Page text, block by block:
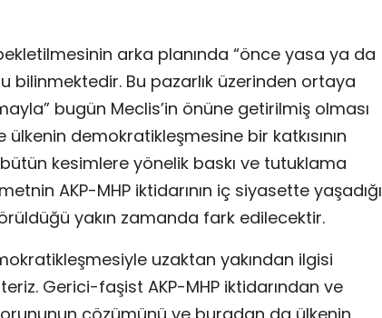
arka planında “önce yasa ya da
bilinmektedir. Bu pazarlık üzerinden ortaya
bugün Meclis’in önüne getirilmiş olması
demokratikleşmesine bir katkısının
kesimlere yönelik baskı ve tutuklama
AKP-MHP iktidarının iç siyasette yaşadığı
yakın zamanda fark edilecektir.
uzaktan yakından ilgisi
Gerici-faşist AKP-MHP iktidarından ve